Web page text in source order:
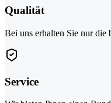
Qualität
Bei uns erhalten Sie nur die
Service